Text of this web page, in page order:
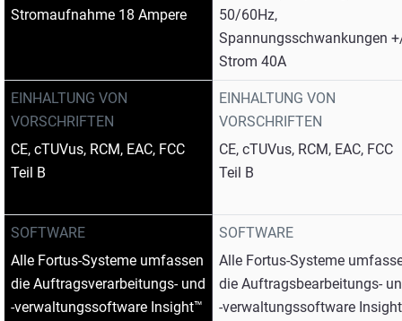
Stromaufnahme 18 Ampere
EINHALTUNG VON
VORSCHRIFTEN
CE, cTUVus, RCM, EAC, FCC
Teil B
SOFTWARE
Alle Fortus-Systeme umfassen
die Auftragsverarbeitungs- und
-verwaltungssoftware Insight™
50/60Hz,
Spannungsschwankungen
Strom 40A
EINHALTUNG VON
VORSCHRIFTEN
CE, cTUVus, RCM, EAC, FCC
Teil B
SOFTWARE
Alle Fortus-Systeme
die Auftragsbearbeitungs-
-verwaltungssoftware Insight